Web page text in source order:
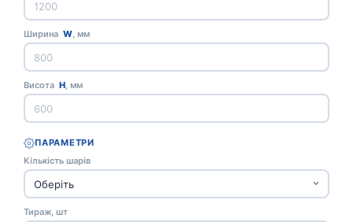
Ширина W, мм
Висота H, мм
ПАРАМЕТРИ
Кількість шарів
Тираж, шт